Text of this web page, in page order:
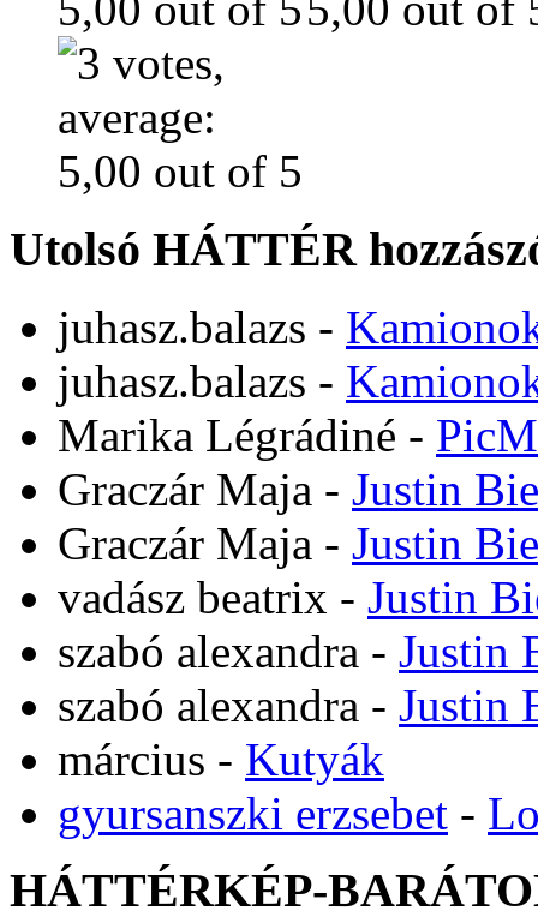
Utolsó HÁTTÉR
juhasz.balazs -
juhasz.balazs -
Marika Légrádiné -
Graczár Maja - Justin
Graczár Maja - Justin
vadász beatrix - Justin
szabó alexandra - Justin
szabó alexandra - Justin
március - Kutyák
gyursanszki erzsebet -
HÁTTÉRKÉP-